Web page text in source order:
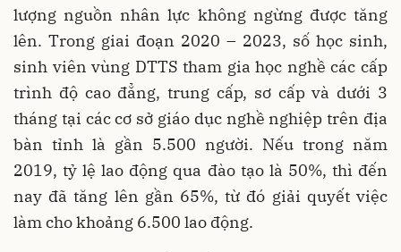
lượng nguồn nhân lực không ngừng được tăng
lên. Trong giai đoạn 2020 – 2023, số học sinh,
sinh viên vùng DTTS tham gia học nghề các cấp
trình độ cao đẳng, trung cấp, sơ cấp và dưới 3
tháng tại các cơ sở giáo dục nghề nghiệp trên địa
bàn tỉnh là gần 5.500 người. Nếu trong năm
2019, tỷ lệ lao động qua đào tạo là 50%, thì đến
nay đã tăng lên gần 65%, từ đó giải quyết việc
làm cho khoảng 6.500 lao động.